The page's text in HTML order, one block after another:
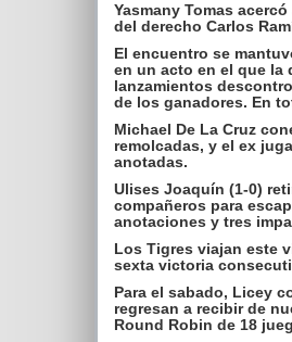
Yasmany Tomas
del derecho Carlos
El encuentro se
en un acto en el que la
lanzamientos
de los ganadores. En
Michael De La Cruz
remolcadas, y el ex
anotadas.
Ulises Joaquín (1-0)
compañeros para
anotaciones y tres
Los Tigres viajan este
sexta victoria
Para el sabado, Licey
regresan a recibir de
Round Robin de 18